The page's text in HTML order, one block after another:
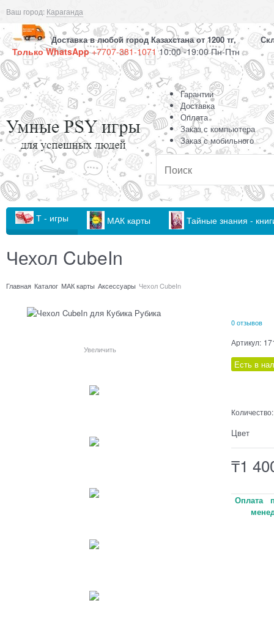
Ваш город: Караганда
Доставка в любой город Казахстана от 1200 тг,
Только WhatsApp+7707-381-107110:00 -19:00 Пн-Птн
Гарантии
Доставка
Оплата
Заказ с компьютера
Заказ с мобильного
Т - игры МАК карты Тайные знания -
Чехол CubeIn
Главная Каталог МАК карты Аксессуары Чехол CubeIn
Увеличить
0 отзывов
Артикул:
Есть в
Количество:
Цвет
₸1
Оплата